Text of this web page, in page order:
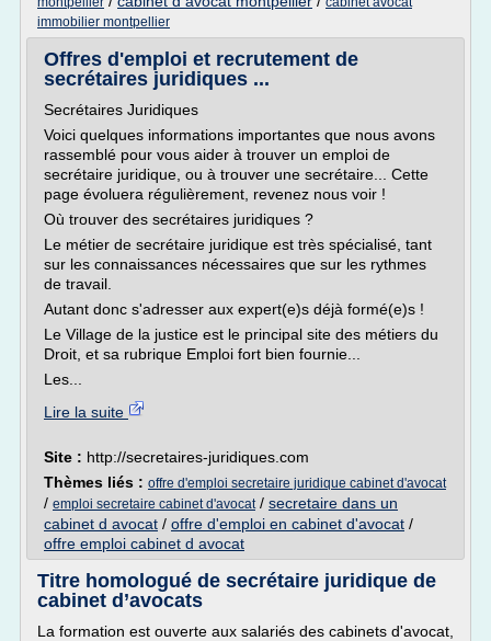
immobilier montpellier
Offres d'emploi et recrutement de
secrétaires juridiques ...
Secrétaires Juridiques
Voici quelques informations importantes que nous avons
rassemblé pour vous aider à trouver un emploi de
secrétaire juridique, ou à trouver une secrétaire... Cette
page évoluera régulièrement, revenez nous voir !
Où trouver des secrétaires juridiques ?
Le métier de secrétaire juridique est très spécialisé, tant
sur les connaissances nécessaires que sur les rythmes
de travail.
Autant donc s'adresser aux expert(e)s déjà formé(e)s !
Le Village de la justice est le principal site des métiers du
Droit, et sa rubrique Emploi fort bien fournie...
Les...
Lire la suite
Site : http://secretaires-juridiques.com
Thèmes liés : offre d'emploi secretaire juridique cabinet d'avocat
/ emploi secretaire cabinet d'avocat/ secretaire dans un
cabinet d avocat / offre d'emploi en cabinet d'avocat /
offre emploi cabinet d avocat
Titre homologué de secrétaire juridique de
cabinet d’avocats
La formation est ouverte aux salariés des cabinets d'avocat,